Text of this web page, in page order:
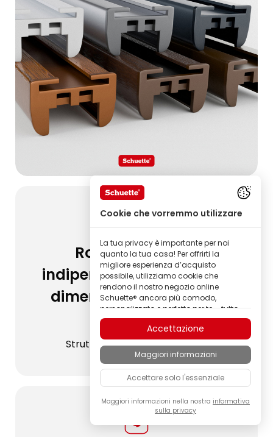
Robuste e stabili
indipendentemente dalle
dimensioni della tenda
plissettata
Struttura studiata nei dettagli
Cookie che vorremmo utilizzare
La tua privacy è importante per noi
quanto la tua casa! Per offrirti la
migliore esperienza d’acquisto
possibile, utilizziamo cookie che
rendono il nostro negozio online
Schuette® ancora più comodo,
personalizzato e perfetto per te – tutto
per permetterti di scoprire prodotti del
marchio Schuette® della migliore
qualità.
Alcuni di questi cookie sono necessari
per il corretto funzionamento del nostro
negozio Schuette®; altri ci consentono di
personalizzare i contenuti e gli annunci
in base ai tuoi interessi, oppure di
analizzare in modo completamente
anonimo il comportamento dei
visitatori.
Accettazione
Maggiori informazioni
Accettare solo l'essenziale
Maggiori informazioni nella nostra informativa
sulla privacy